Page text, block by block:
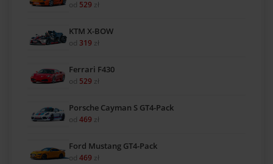
od 529 zł
KTM X-BOW
od 319 zł
Ferrari F430
od 529 zł
Porsche Cayman S GT4-Pack
od 469 zł
Ford Mustang GT4-Pack
od 469 zł